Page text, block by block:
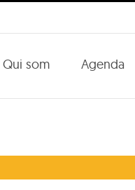
Qui som Agenda